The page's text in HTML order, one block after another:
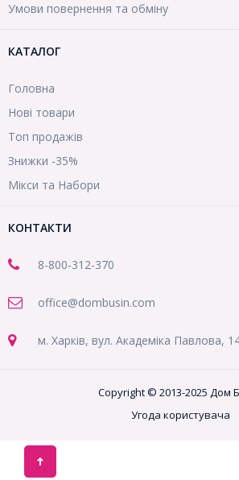
Умови повернення та обміну
КАТАЛОГ
Головна
Нові товари
Топ продажів
Знижки -35%
Мікси та Набори
КОНТАКТИ
8-800-312-370
office@dombusin.com
м. Харків, вул. Академіка Павлова,
Copyright © 2013-2025 Дом
Угода користувача